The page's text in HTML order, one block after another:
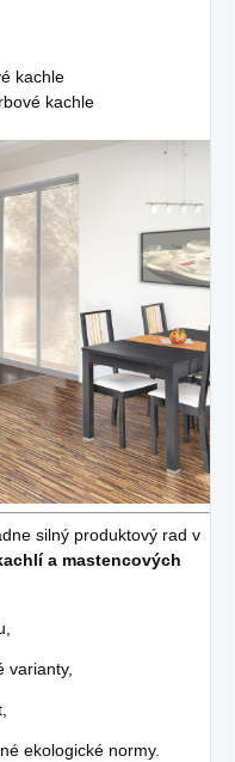
kachle
kachle
silný produktový rad v
a mastencových
varianty,
ekologické normy.